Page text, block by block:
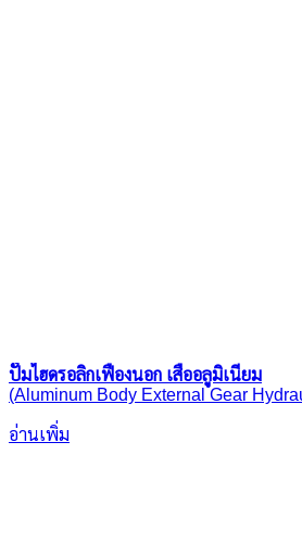
ปั๊มไฮดรอลิกเฟืองนอก เสื้ออลูมิเนียม
(Aluminum Body External Gear
อ่านเพิ่ม